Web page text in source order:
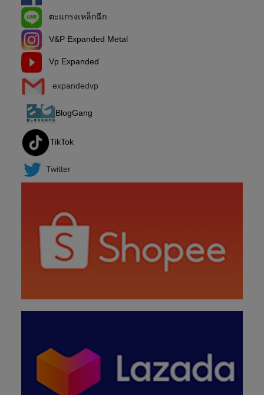
ตะแกรงเหล็กฉีก
V&P Expanded Metal
Vp Expanded
expandedvp
BlogGang
TikTok
Twitter